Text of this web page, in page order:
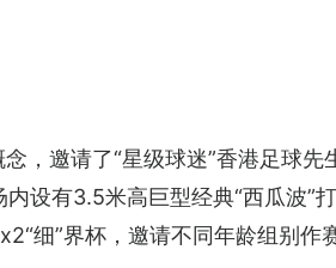
，邀请了“星级球迷”香港足球
设有3.5米高巨型经典“西瓜波
细”界杯，邀请不同年龄组别